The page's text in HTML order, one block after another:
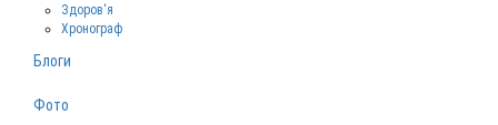
Здоров‘я
Хронограф
Блоги
Фото